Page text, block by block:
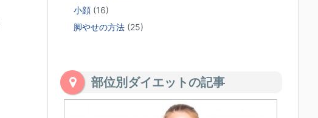
小顔 (16)
脚やせの方法 (25)
部位別ダイエットの記事